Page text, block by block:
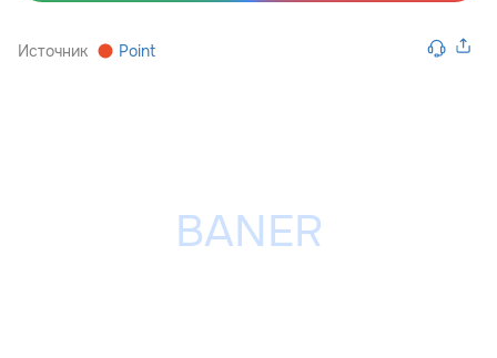
Источник Point